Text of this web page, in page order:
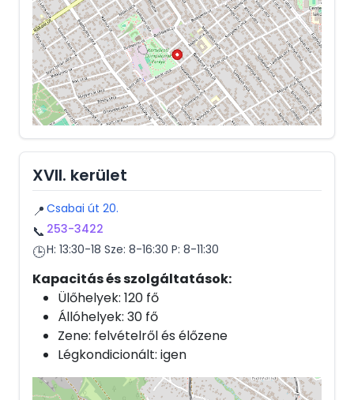
XVII. kerület
📍 Csabai út 20.
📞 253-3422
🕒H: 13:30-18 Sze: 8-16:30 P: 8-11:30
Kapacitás és szolgáltatások:
Ülőhelyek: 120 fő
Állóhelyek: 30 fő
Zene: felvételről és élőzene
Légkondicionált: igen